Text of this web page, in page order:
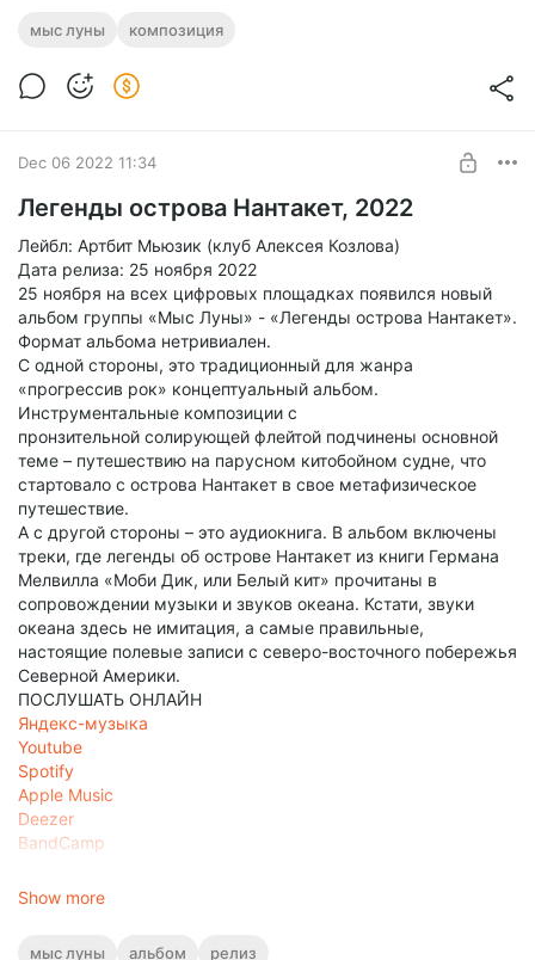
мыс луны композиция
Dec 06 2022 11:34
Легенды острова Нантакет, 2022
Лейбл: Артбит Мьюзик (клуб Алексея Козлова)
Дата релиза: 25 ноября 2022
25 ноября на всех цифровых площадках появился новый
альбом группы «Мыс Луны» - «Легенды острова Нантакет».
Формат альбома нетривиален.
С одной стороны, это традиционный для жанра
«прогрессив рок» концептуальный альбом.
Инструментальные композиции с
пронзительной солирующей флейтой подчинены основной
теме – путешествию на парусном китобойном судне, что
стартовало с острова Нантакет в свое метафизическое
путешествие.
А с другой стороны – это аудиокнига. В альбом включены
треки, где легенды об острове Нантакет из книги Германа
Мелвилла «Моби Дик, или Белый кит» прочитаны в
сопровождении музыки и звуков океана. Кстати, звуки
океана здесь не имитация, а самые правильные,
настоящие полевые записи с северо-восточного побережья
Северной Америки.
ПОСЛУШАТЬ ОНЛАЙН
Яндекс-музыка
Youtube
Spotify
Apple Music
Deezer
BandCamp
Show more
мыс луны альбом релиз